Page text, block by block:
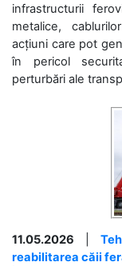
infrastructurii
metalice,
acțiuni care pot
în pericol
perturbări ale
11.05.2026 |
reabilitarea căii